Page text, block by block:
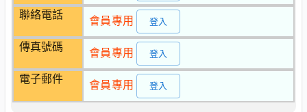
聯絡電話 會員專用 登入
傳真號碼 會員專用 登入
電子郵件 會員專用 登入